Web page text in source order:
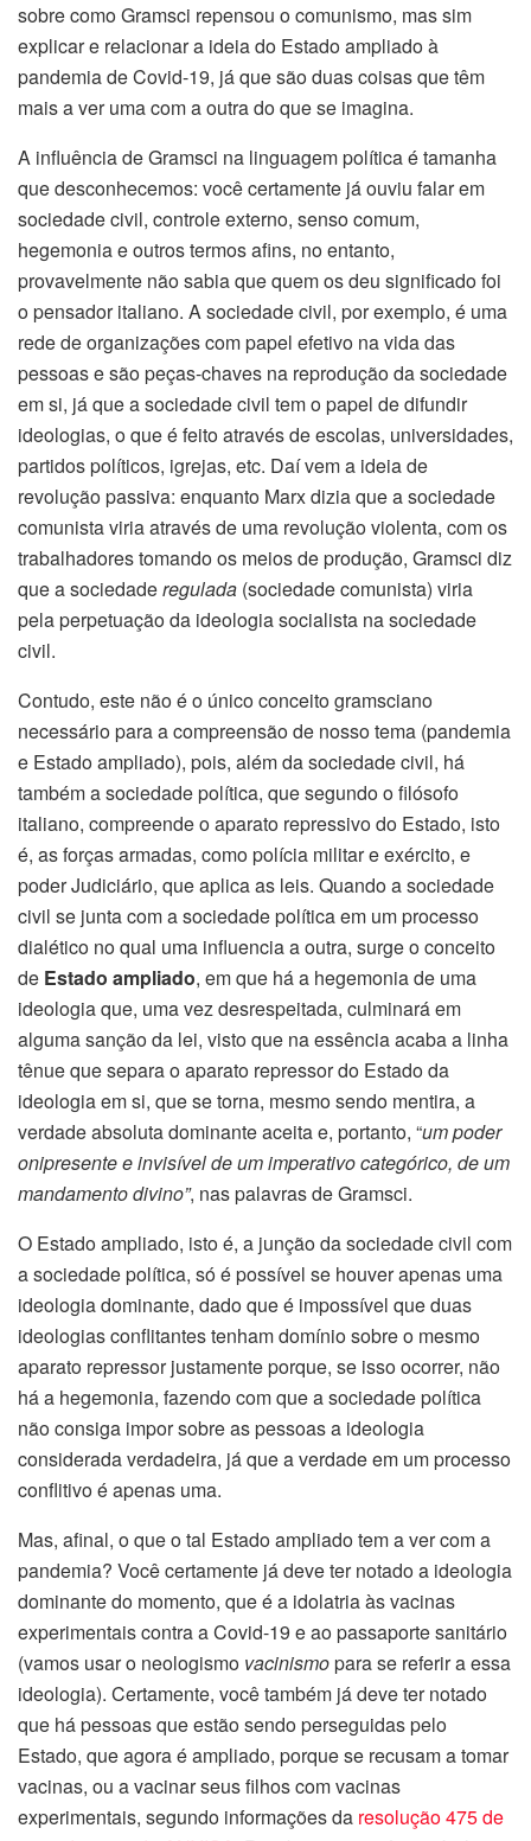
sobre como Gramsci repensou o comunismo, mas sim
explicar e relacionar a ideia do Estado ampliado à
pandemia de Covid-19, já que são duas coisas que têm
mais a ver uma com a outra do que se imagina.
A influência de Gramsci na linguagem política é tamanha
que desconhecemos: você certamente já ouviu falar em
sociedade civil, controle externo, senso comum,
hegemonia e outros termos afins, no entanto,
provavelmente não sabia que quem os deu significado foi
o pensador italiano. A sociedade civil, por exemplo, é uma
rede de organizações com papel efetivo na vida das
pessoas e são peças-chaves na reprodução da sociedade
em si, já que a sociedade civil tem o papel de difundir
ideologias, o que é feito através de escolas, universidades,
partidos políticos, igrejas, etc. Daí vem a ideia de
revolução passiva: enquanto Marx dizia que a sociedade
comunista viria através de uma revolução violenta, com os
trabalhadores tomando os meios de produção, Gramsci diz
que a sociedaderegulada (sociedade comunista) viria
pela perpetuação da ideologia socialista na sociedade
civil.
Contudo, este não é o único conceito gramsciano
necessário para a compreensão de nosso tema (pandemia
e Estado ampliado), pois, além da sociedade civil, há
também a sociedade política, que segundo o filósofo
italiano, compreende o aparato repressivo do Estado, isto
é, as forças armadas, como polícia militar e exército, e
poder Judiciário, que aplica as leis. Quando a sociedade
civil se junta com a sociedade política em um processo
dialético no qual uma influencia a outra, surge o conceito
de Estado ampliado, em que há a hegemonia de uma
ideologia que, uma vez desrespeitada, culminará em
alguma sanção da lei, visto que na essência acaba a linha
tênue que separa o aparato repressor do Estado da
ideologia em si, que se torna, mesmo sendo mentira, a
verdade absoluta dominante aceita e, portanto, “um poder
onipresente e invisível de um imperativo categórico, de um
mandamento divino”, nas palavras de Gramsci.
O Estado ampliado, isto é, a junção da sociedade civil com
a sociedade política, só é possível se houver apenas uma
ideologia dominante, dado que é impossível que duas
ideologias conflitantes tenham domínio sobre o mesmo
aparato repressor justamente porque, se isso ocorrer, não
há a hegemonia, fazendo com que a sociedade política
não consiga impor sobre as pessoas a ideologia
considerada verdadeira, já que a verdade em um processo
conflitivo é apenas uma.
Mas, afinal, o que o tal Estado ampliado tem a ver com a
pandemia? Você certamente já deve ter notado a ideologia
dominante do momento, que é a idolatria às vacinas
experimentais contra a Covid-19 e ao passaporte sanitário
(vamos usar o neologismo vacinismopara se referir a essa
ideologia). Certamente, você também já deve ter notado
que há pessoas que estão sendo perseguidas pelo
Estado, que agora é ampliado, porque se recusam a tomar
vacinas, ou a vacinar seus filhos com vacinas
experimentais, segundo informações da resolução 475 de